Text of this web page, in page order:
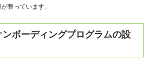
整っています。
ボーディングプログラムの設